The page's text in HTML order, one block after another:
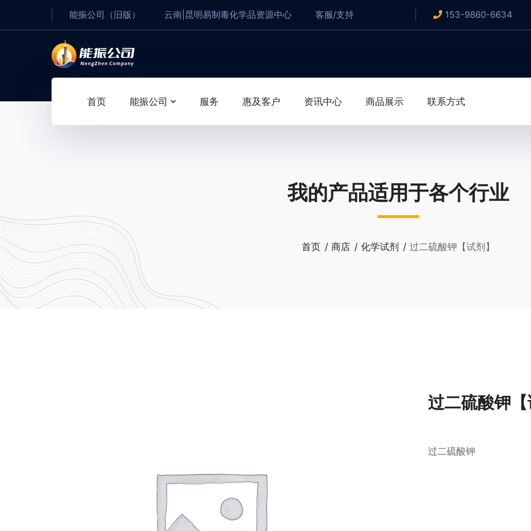
能振公司（旧版） 云南|昆明易制毒化学品资源中心 客服/支持 153-9860-6634
首页 能振公司 服务 惠及客户 资讯中心 商品展示 联系方式
我的产品适用于各个行业
首页 商店 化学试剂 过二硫酸钾【试剂】
过二硫酸钾
过二硫酸钾